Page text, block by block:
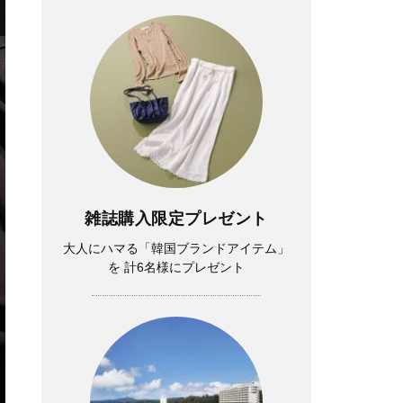
雑誌購入限定プレゼント
大人にハマる「韓国ブランドアイテム」
を 計6名様にプレゼント